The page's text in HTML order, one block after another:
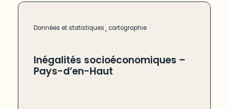
Données et statistiques, cartographie
Inégalités socioéconomiques –
Pays-d’en-Haut